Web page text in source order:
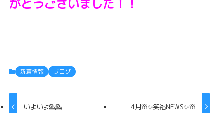
がとうございました！！
新着情報 ブログ
いよいよ💁💁 4月🌸✨笑福NEWS✨🌸